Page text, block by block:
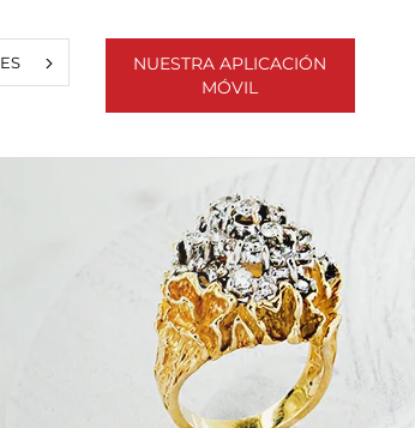
ES
NUESTRA APLICACIÓN
MÓVIL